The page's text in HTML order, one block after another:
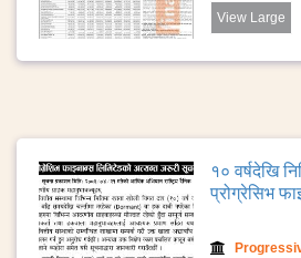
View Large
१० वर्षदेखि
प्रोग्रेसिभ